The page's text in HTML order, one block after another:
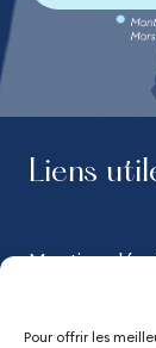
Pour offrir les
Liens
Mentions